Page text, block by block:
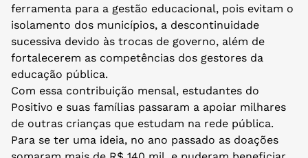
ferramenta para a gestão educacional, pois evitam o
isolamento dos municípios, a descontinuidade
sucessiva devido às trocas de governo, além de
fortalecerem as competências dos gestores da
educação pública.
Com essa contribuição mensal, estudantes do
Positivo e suas famílias passaram a apoiar milhares
de outras crianças que estudam na rede pública.
Para se ter uma ideia, no ano passado as doações